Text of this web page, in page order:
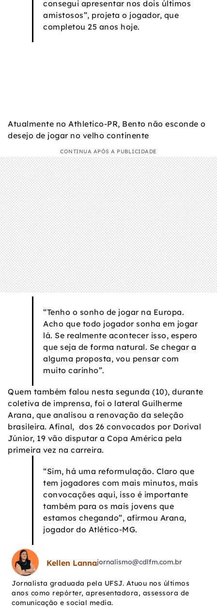
consegui apresentar nos dois últimos
amistosos”, projeta o jogador, que
completou 25 anos hoje.
Atualmente no Athletico-PR, Bento não esconde o
desejo de jogar no velho continente
CONTINUA APÓS A PUBLICIDADE
“Tenho o sonho de jogar na Europa.
Acho que todo jogador sonha em jogar
lá. Se realmente acontecer isso, espero
que seja de forma natural. Se chegar a
alguma proposta, vou pensar com
muito carinho”.
Quem também falou nesta segunda (10), durante
coletiva de imprensa, foi o lateral Guilherme
Arana, que analisou a renovação da seleção
brasileira. Afinal, dos 26 convocados por Dorival
Júnior, 19 vão disputar a Copa América pela
primeira vez na carreira.
“Sim, há uma reformulação. Claro que
tem jogadores com mais minutos, mais
convocações aqui, isso é importante
também para os mais jovens que
estamos chegando”, afirmou Arana,
jogador do Atlético-MG.
Kellen Lannajornalismo@cdlfm.com.br
Jornalista graduada pela UFSJ. Atuou nos últimos
anos como repórter, apresentadora, assessora de
comunicação e social media.